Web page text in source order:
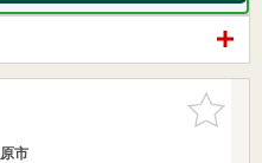
お気に入
りに追加
市